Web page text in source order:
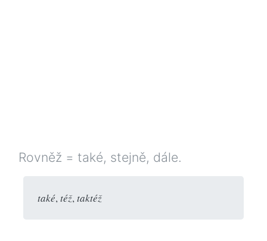
Rovněž = také, stejně, dále.
také,též,taktéž